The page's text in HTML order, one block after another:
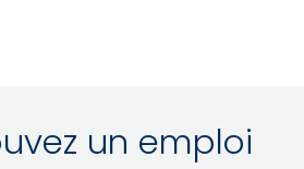
un emploi